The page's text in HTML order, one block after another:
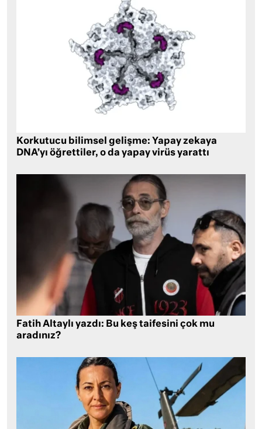
Korkutucu bilimsel gelişme: Yapay zekaya
DNA’yı öğrettiler, o da yapay virüs yarattı
Fatih Altaylı yazdı: Bu keş taifesini çok mu
aradınız?